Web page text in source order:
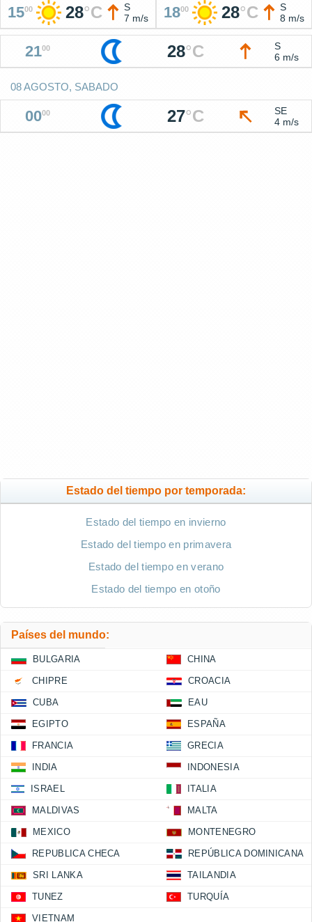
1500 28°C
S
7 m/s
1800 28°C
S
8 m/s
2100 28°C
S
6 m/s
08 AGOSTO, SABADO
0000 27°C
SE
4 m/s
Estado del tiempo por temporada:
Estado del tiempo en invierno
Estado del tiempo en primavera
Estado del tiempo en verano
Estado del tiempo en otoño
Países del mundo:
BULGARIA CHINA
CHIPRE CROACIA
CUBA EAU
EGIPTO ESPAÑA
FRANCIA GRECIA
INDIA INDONESIA
ISRAEL ITALIA
MALDIVAS MALTA
MEXICO MONTENEGRO
REPUBLICA CHECA REPÚBLICA DOMINICANA
SRI LANKA TAILANDIA
TUNEZ TURQUÍA
VIETNAM